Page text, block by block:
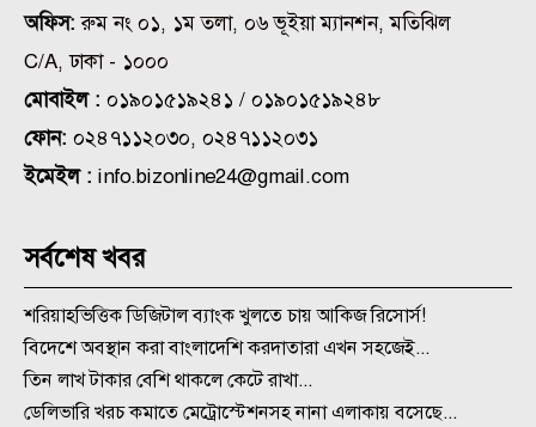
অফিস:রুম নং ০১, ১ম তলা, ০৬ ভূইয়া ম্যানশন, মতিঝিল
C/A, ঢাকা - ১০০০
মোবাইল : ০১৯০১৫১৯২৪১ / ০১৯০১৫১৯২৪৮
ফোন: ০২৪৭১১২০৩০, ০২৪৭১১২০৩১
ইমেইল : info.bizonline24@gmail.com
সর্বশেষ খবর
শরিয়াহভিত্তিক ডিজিটাল ব্যাংক খুলতে চায় আকিজ রিসোর্স!
বিদেশে অবস্থান করা বাংলাদেশি করদাতারা এখন সহজেই...
তিন লাখ টাকার বেশি থাকলে কেটে রাখা...
ডেলিভারি খরচ কমাতে মেট্রোস্টেশনসহ নানা এলাকায় বসেছে...